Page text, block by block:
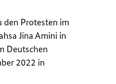
den Protesten im
Jina Amini in
Deutschen
2022 in